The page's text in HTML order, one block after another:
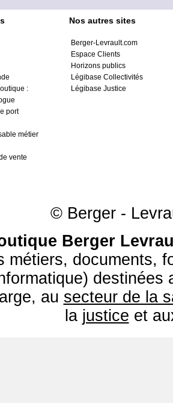
:
port
métier
vente
Nos autres sites
Berger-Levrault.com
Espace Clients
Horizons publics
Légibase Collectivités
Légibase Justice
© Berger -
Berger
métiers, documents,
destinées
au secteur de la
la justice et